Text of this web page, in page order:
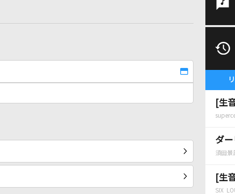
[生
ダー
須田景
[生
SIX